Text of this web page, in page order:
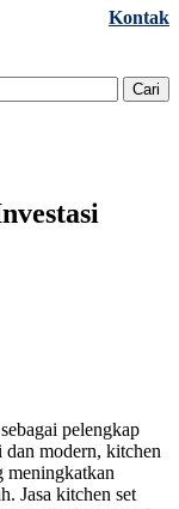
Kontak
pelengkap
modern, kitchen
meningkatkan
Jasa kitchen set